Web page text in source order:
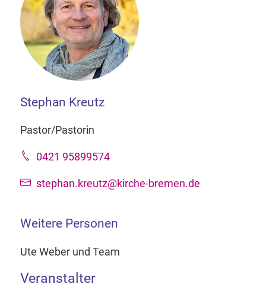
Stephan Kreutz
Pastor/Pastorin
0421 95899574
stephan.kreutz@kirche-bremen.de
Weitere Personen
Ute Weber und Team
Veranstalter